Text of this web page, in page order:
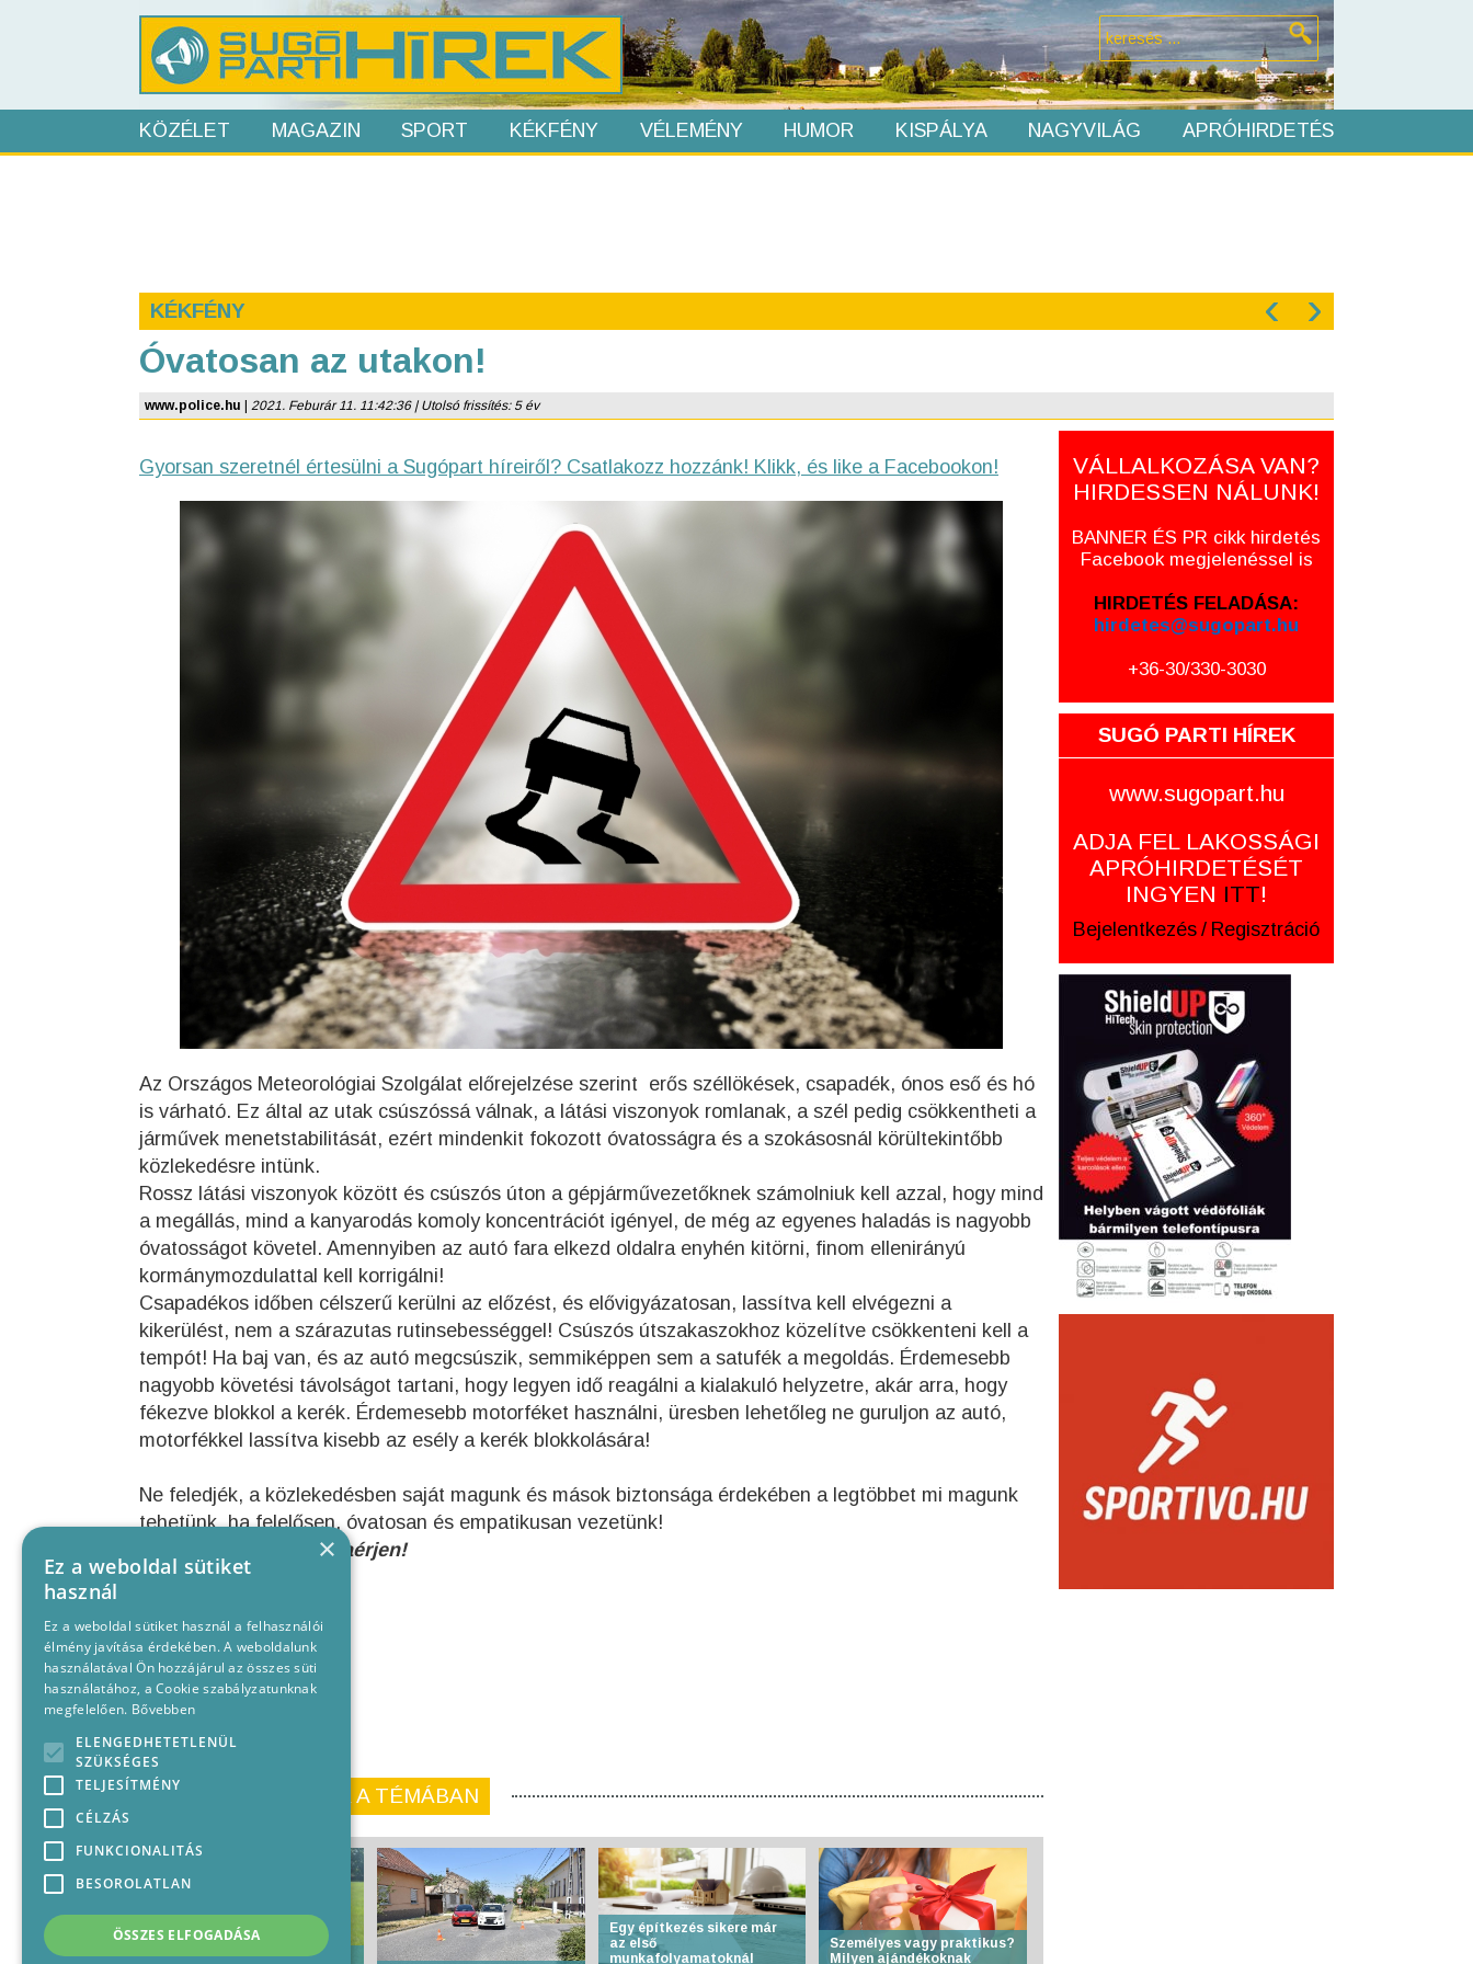
KÖZÉLET MAGAZIN SPORT KÉKFÉNY VÉLEMÉNY HUMOR KISPÁLYA NAGYVILÁG APRÓHIRDETÉS
KÉKFÉNY ‹ ›
Óvatosan az utakon!
www.police.hu 2021. Feburár 11. 11:42:36 | Utolsó frissítés: 5 év
Gyorsan szeretnél értesülni a Sugópart híreiről? Csatlakozz hozzánk! Klikk, és like a Facebookon!
Az Országos Meteorológiai Szolgálat előrejelzése szerint erős széllökések, csapadék, ónos eső és hó
is várható. Ez által az utak csúszóssá válnak, a látási viszonyok romlanak, a szél pedig csökkentheti a
járművek menetstabilitását, ezért mindenkit fokozott óvatosságra és a szokásosnál körültekintőbb
közlekedésre intünk.
Rossz látási viszonyok között és csúszós úton a gépjárművezetőknek számolniuk kell azzal, hogy mind
a megállás, mind a kanyarodás komoly koncentrációt igényel, de még az egyenes haladás is nagyobb
óvatosságot követel. Amennyiben az autó fara elkezd oldalra enyhén kitörni, finom ellenirányú
kormánymozdulattal kell korrigálni!
Csapadékos időben célszerű kerülni az előzést, és elővigyázatosan, lassítva kell elvégezni a
kikerülést, nem a szárazutas rutinsebességgel! Csúszós útszakaszokhoz közelítve csökkenteni kell a
tempót! Ha baj van, és az autó megcsúszik, semmiképpen sem a satufék a megoldás. Érdemesebb
nagyobb követési távolságot tartani, hogy legyen idő reagálni a kialakuló helyzetre, akár arra, hogy
fékezve blokkol a kerék. Érdemesebb motorféket használni, üresben lehetőleg ne guruljon az autó,
motorfékkel lassítva kisebb az esély a kerék blokkolására!
Ne feledjék, a közlekedésben saját magunk és mások biztonsága érdekében a legtöbbet mi magunk
tehetünk, ha felelősen, óvatosan és empatikusan vezetünk!
… hogy mindenki hazaérjen!
KORÁBBI CIKKEINK A TÉMÁBAN
Feröeri győzelem
Egy építkezés sikere már
az első
munkafolyamatoknál
Személyes vagy praktikus?
Milyen ajándékoknak
VÁLLALKOZÁSA VAN?
HIRDESSEN NÁLUNK!
BANNER ÉS PR cikk hirdetés
Facebook megjelenéssel is
HIRDETÉS FELADÁSA:
hirdetes@sugopart.hu
+36-30/330-3030
SUGÓ PARTI HÍREK
www.sugopart.hu
ADJA FEL LAKOSSÁGI
APRÓHIRDETÉSÉT
INGYEN ITT!
Bejelentkezés / Regisztráció
×
Ez a weboldal sütiket
használ
Ez a weboldal sütiket használ a felhasználói
élmény javítása érdekében. A weboldalunk
használatával Ön hozzájárul az összes süti
használatához, a Cookie szabályzatunknak
megfelelően. Bővebben
ELENGEDHETETLENÜL
SZÜKSÉGES
TELJESÍTMÉNY
CÉLZÁS
FUNKCIONALITÁS
BESOROLATLAN
ÖSSZES ELFOGADÁSA